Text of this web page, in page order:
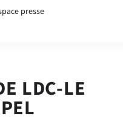
presse
LDC-LE